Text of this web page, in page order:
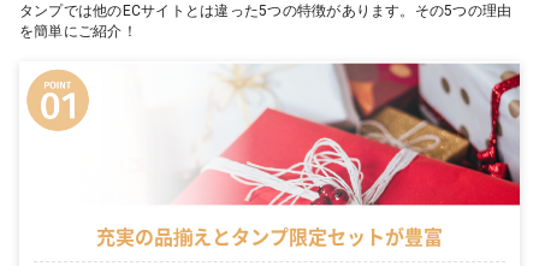
タンプでは他のECサイトとは違った5つの特徴があります。その5つの理由
を簡単にご紹介！
充実の品揃えとタンプ限定セットが豊富